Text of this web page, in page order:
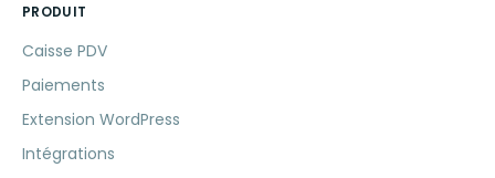
PRODUIT
Caisse PDV
Paiements
Extension WordPress
Intégrations